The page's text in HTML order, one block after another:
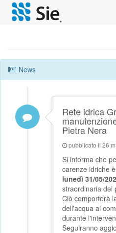
News
Rete idrica
Pietra Nera
pubblicato il 26
Si informa che
carenze idriche
lunedì 31/05/
straordinaria del
Ciò comporterà
dell'acqua al
durante
Seguiranno